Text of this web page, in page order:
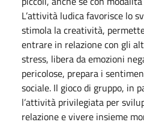
L’attività ludica favorisce lo
stimola la creatività,
entrare in relazione con gli
stress, libera da emozioni
pericolose, prepara i
sociale. Il gioco di gruppo, in
l’attività privilegiata per
relazione e vivere insieme